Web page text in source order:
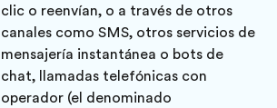
clic o reenvían, o a través de otros
canales como SMS, otros servicios de
mensajería instantánea o bots de
chat, llamadas telefónicas con
operador (el denominado